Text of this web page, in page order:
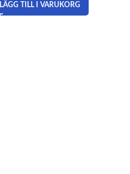
LÄGG TILL I VARUKORG